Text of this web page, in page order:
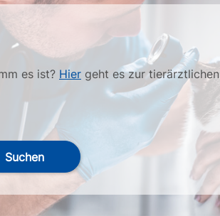
es ist? Hier geht es zur tierärztlichen
Suchen